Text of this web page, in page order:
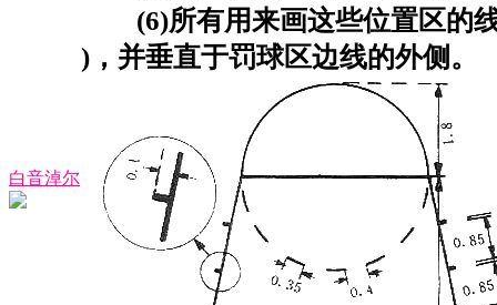
白音淖尔
(6)所有用来画这些位置区的线
)，并垂直于罚球区边线的外侧。